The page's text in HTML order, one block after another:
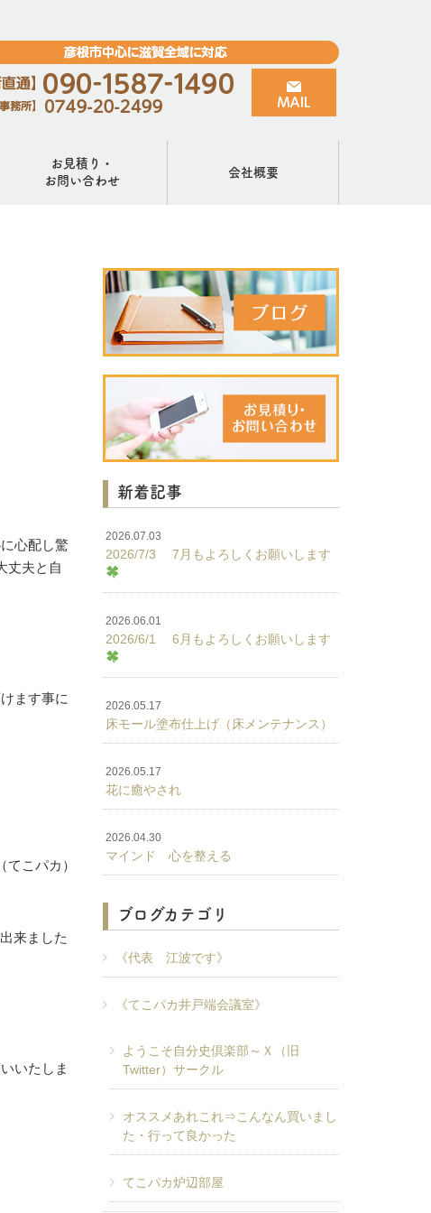
お見積り・
お問い合わせ
会社概要
心配し驚
丈夫と自
ます事に
（てこパカ）
来ました
いたしま
新着記事
2026.07.03
2026/7/3 7月もよろしくお願いします
2026.06.01
2026/6/1 6月もよろしくお願いします
2026.05.17
床モール塗布仕上げ（床メンテナンス）
2026.05.17
花に癒やされ
2026.04.30
マインド 心を整える
ブログカテゴリ
《代表 江波です》
《てこパカ井戸端会議室》
ようこそ自分史倶楽部～Ｘ（旧
Twitter）サークル
オススメあれこれ⇒こんなん買いまし
た・行って良かった
てこパカ炉辺部屋